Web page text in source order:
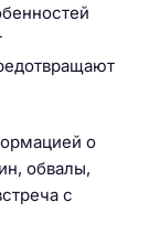
о
обвалы,
с